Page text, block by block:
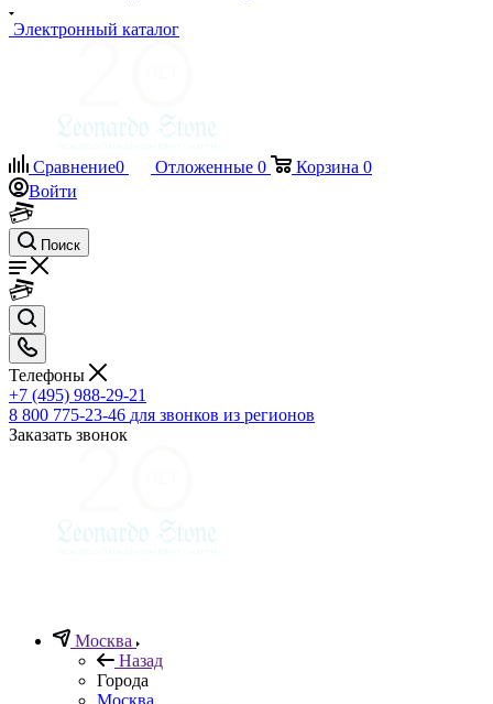
Электронный каталог
Сравнение0 Отложенные 0 Корзина 0
Войти
Поиск
Телефоны
+7 (495) 988-29-21
8 800 775-23-46 для звонков из регионов
Заказать звонок
Москва
Назад
Города
Москва